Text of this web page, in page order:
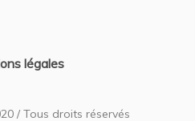
légales
/ Tous droits réservés